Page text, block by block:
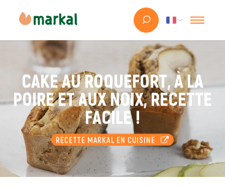
CAKE AU ROQUEFORT, À LA
POIRE ET AUX NOIX, RECETTE
FACILE !
RECETTE MARKAL EN CUISINE